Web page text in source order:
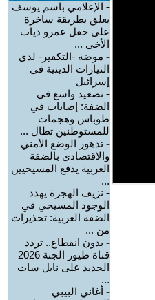
- الإعلامي باسم يوسف
يعلق بطريقة ساخرة
على حفل عمرو دياب
الأخي ...
- موضة -التكفير- لدى
التيارات الدينية في
إسرائيل
- تصعيد واسع في
الضفة: إصابات في
طوباس وهجمات
للمستوطنين تطال ...
- تدهور الوضع الأمني
والاقتصادي بالضفة
الغربية يدفع المسيحيين
...
- نزيف الهجرة يهدد
الوجود المسيحي في
الضفة الغربية: تحذيرات
من ...
- بدون انقطاع.. تردد
قناة طيور الجنة 2026
الجديد على نايل سات
...
- أغاني البيبي